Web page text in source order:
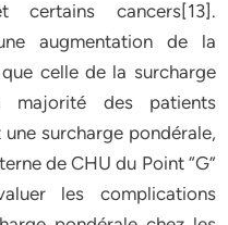
certains cancers[13].
augmentation de la
celle de la surcharge
majorité des patients
surcharge pondérale,
de CHU du Point “G”
les complications